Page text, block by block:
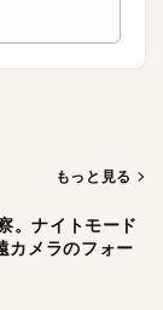
もっと見る
。ナイトモード
カメラのフォー